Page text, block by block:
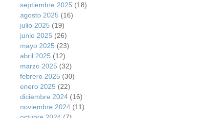
septiembre 2025 (18)
agosto 2025 (16)
julio 2025 (19)
junio 2025 (26)
mayo 2025 (23)
abril 2025 (12)
marzo 2025 (32)
febrero 2025 (30)
enero 2025 (22)
diciembre 2024 (16)
noviembre 2024 (11)